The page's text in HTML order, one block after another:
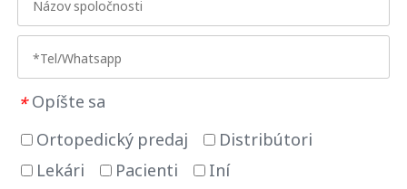
* Opíšte sa
Ortopedický predaj
Distribútori
Lekári
Pacienti
Iní